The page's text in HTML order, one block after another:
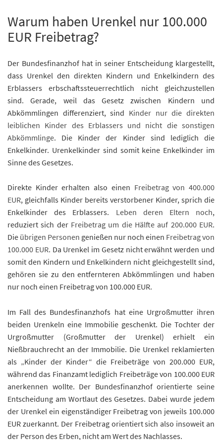
Warum haben Urenkel nur 100.000
EUR Freibetrag?
Der Bundesfinanzhof hat in seiner Entscheidung klargestellt,
dass Urenkel den direkten Kindern und Enkelkindern des
Erblassers erbschaftssteuerrechtlich nicht gleichzustellen
sind. Gerade, weil das Gesetz zwischen Kindern und
Abkömmlingen differenziert, sind Kinder nur die direkten
leiblichen Kinder des Erblassers und nicht die sonstigen
Abkömmlinge. Die Kinder der Kinder sind lediglich die
Enkelkinder. Urenkelkinder sind somit keine Enkelkinder im
Sinne des Gesetzes.
Direkte Kinder erhalten also einen Freibetrag von 400.000
EUR, gleichfalls Kinder bereits verstorbener Kinder, sprich die
Enkelkinder des Erblassers. Leben deren Eltern noch,
reduziert sich der Freibetrag um die Hälfte auf 200.000 EUR.
Die übrigen Personen genießen nur noch einen Freibetrag von
100.000 EUR. Da Urenkel im Gesetz nicht erwähnt werden und
somit den Kindern und Enkelkindern nicht gleichgestellt sind,
gehören sie zu den entfernteren Abkömmlingen und haben
nur noch einen Freibetrag von 100.000 EUR.
Im Fall des Bundesfinanzhofs hat eine Urgroßmutter ihren
beiden Urenkeln eine Immobilie geschenkt. Die Tochter der
Urgroßmutter (Großmutter der Urenkel) erhielt ein
Nießbrauchrecht an der Immobilie. Die Urenkel reklamierten
als „Kinder der Kinder“ die Freibeträge von 200.000 EUR,
während das Finanzamt lediglich Freibeträge von 100.000 EUR
anerkennen wollte. Der Bundesfinanzhof orientierte seine
Entscheidung am Wortlaut des Gesetzes. Dabei wurde jedem
der Urenkel ein eigenständiger Freibetrag von jeweils 100.000
EUR zuerkannt. Der Freibetrag orientiert sich also insoweit an
der Person des Erben, nicht am Wert des Nachlasses.